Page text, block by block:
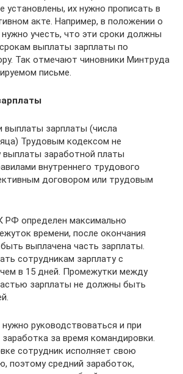
установлены, их нужно прописать в
акте. Например, в положении о
учесть, что эти сроки должны
выплаты зарплаты по
Так отмечают чиновники Минтруда
письме.
выплаты зарплаты (числа
Трудовым кодексом не
заработной платы
внутреннего трудового
договором или трудовым
РФ определен максимально
времени, после окончания
выплачена часть зарплаты.
сотрудникам зарплату с
в 15 дней. Промежутки между
зарплаты не должны быть
руководствоваться и при
за время командировки.
сотрудник исполняет свою
поэтому средний заработок,